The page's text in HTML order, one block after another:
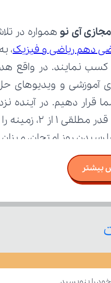
آی نو
دهم ریاضی و فیزیک
رسیدن روز امتحان،
بیشتر